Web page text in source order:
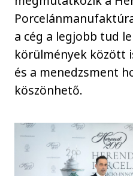
a cég a legjobb tud
körülmények között
és a menedzsment
köszönhető.